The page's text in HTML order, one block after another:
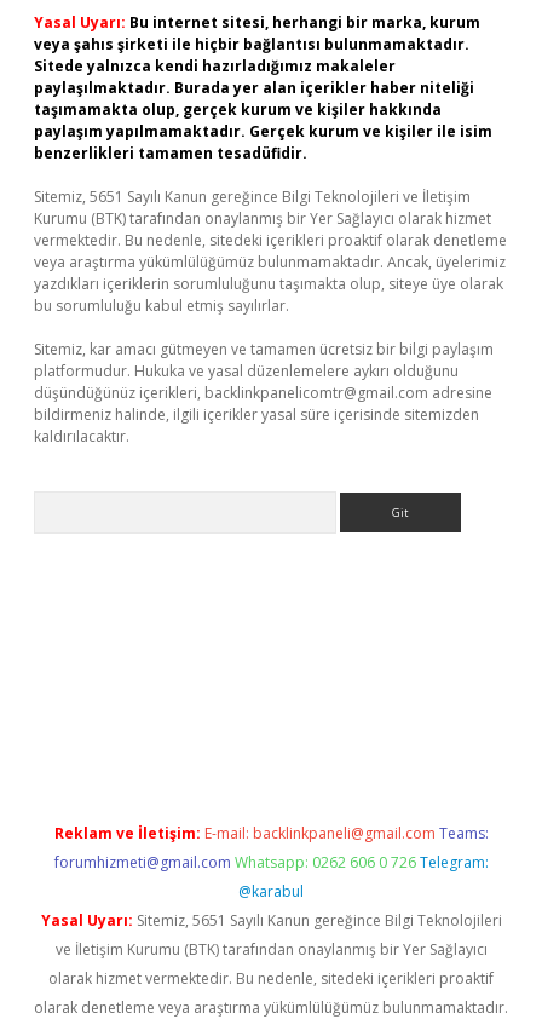
Yasal Uyarı: Bu internet sitesi, herhangi bir marka, kurum
veya şahıs şirketi ile hiçbir bağlantısı bulunmamaktadır.
Sitede yalnızca kendi hazırladığımız makaleler
paylaşılmaktadır. Burada yer alan içerikler haber niteliği
taşımamakta olup, gerçek kurum ve kişiler hakkında
paylaşım yapılmamaktadır. Gerçek kurum ve kişiler ile isim
benzerlikleri tamamen tesadüfidir.
Sitemiz, 5651 Sayılı Kanun gereğince Bilgi Teknolojileri ve İletişim
Kurumu (BTK) tarafından onaylanmış bir Yer Sağlayıcı olarak hizmet
vermektedir. Bu nedenle, sitedeki içerikleri proaktif olarak denetleme
veya araştırma yükümlülüğümüz bulunmamaktadır. Ancak, üyelerimiz
yazdıkları içeriklerin sorumluluğunu taşımakta olup, siteye üye olarak
bu sorumluluğu kabul etmiş sayılırlar.
Sitemiz, kar amacı gütmeyen ve tamamen ücretsiz bir bilgi paylaşım
platformudur. Hukuka ve yasal düzenlemelere aykırı olduğunu
düşündüğünüz içerikleri, backlinkpanelicomtr@gmail.com adresine
bildirmeniz halinde, ilgili içerikler yasal süre içerisinde sitemizden
kaldırılacaktır.
Reklam ve İletişim: E-mail: backlinkpaneli@gmail.com Teams:
forumhizmeti@gmail.com Whatsapp: 0262 606 0 726 Telegram:
@karabul
Yasal Uyarı: Sitemiz, 5651 Sayılı Kanun gereğince Bilgi Teknolojileri
ve İletişim Kurumu (BTK) tarafından onaylanmış bir Yer Sağlayıcı
olarak hizmet vermektedir. Bu nedenle, sitedeki içerikleri proaktif
olarak denetleme veya araştırma yükümlülüğümüz bulunmamaktadır.